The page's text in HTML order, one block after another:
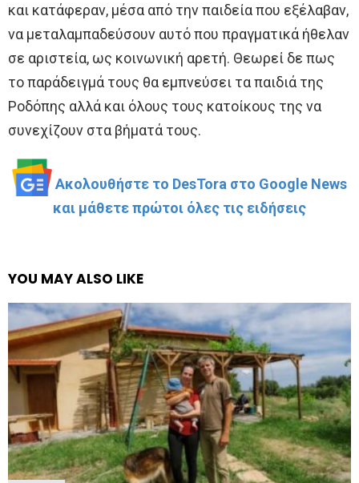
και κατάφεραν, μέσα από την παιδεία που εξέλαβαν,
να μεταλαμπαδεύσουν αυτό που πραγματικά ήθελαν
σε αριστεία, ως κοινωνική αρετή. Θεωρεί δε πως
το παράδειγμά τους θα εμπνεύσει τα παιδιά της
Ροδόπης αλλά και όλους τους κατοίκους της να
συνεχίζουν στα βήματά τους.
Ακολουθήστε το DesTora στο Google News
και μάθετε πρώτοι όλες τις ειδήσεις
YOU MAY ALSO LIKE